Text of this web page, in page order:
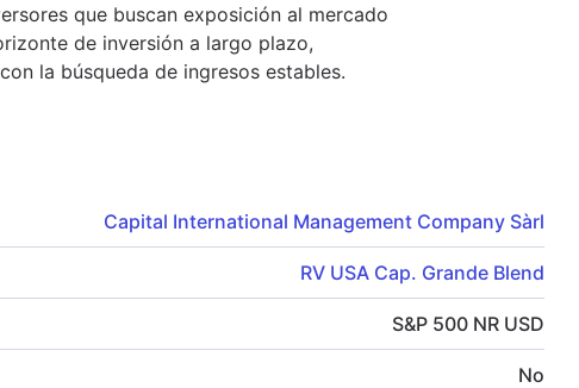
que buscan exposición al mercado
de inversión a largo plazo,
la búsqueda de ingresos estables.
Capital International Management Company Sàrl
RV USA Cap. Grande Blend
S&P 500 NR USD
No